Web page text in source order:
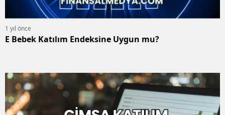
1 yıl önce
E Bebek Katılım Endeksine Uygun mu?